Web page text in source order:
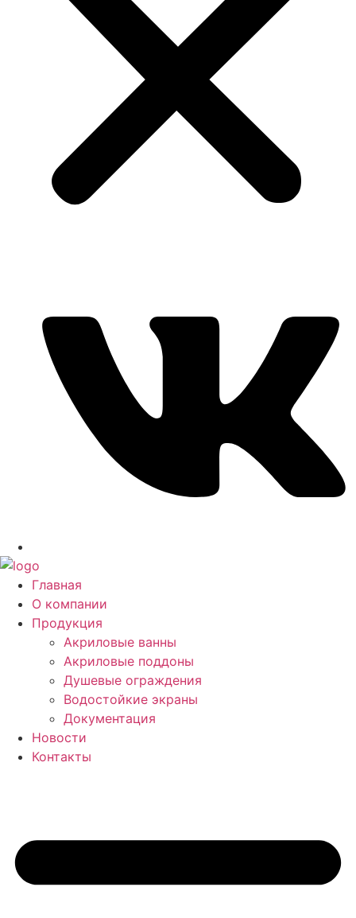
Главная
О компании
Продукция
Акриловые ванны
Акриловые поддоны
Душевые ограждения
Водостойкие экраны
Документация
Новости
Контакты